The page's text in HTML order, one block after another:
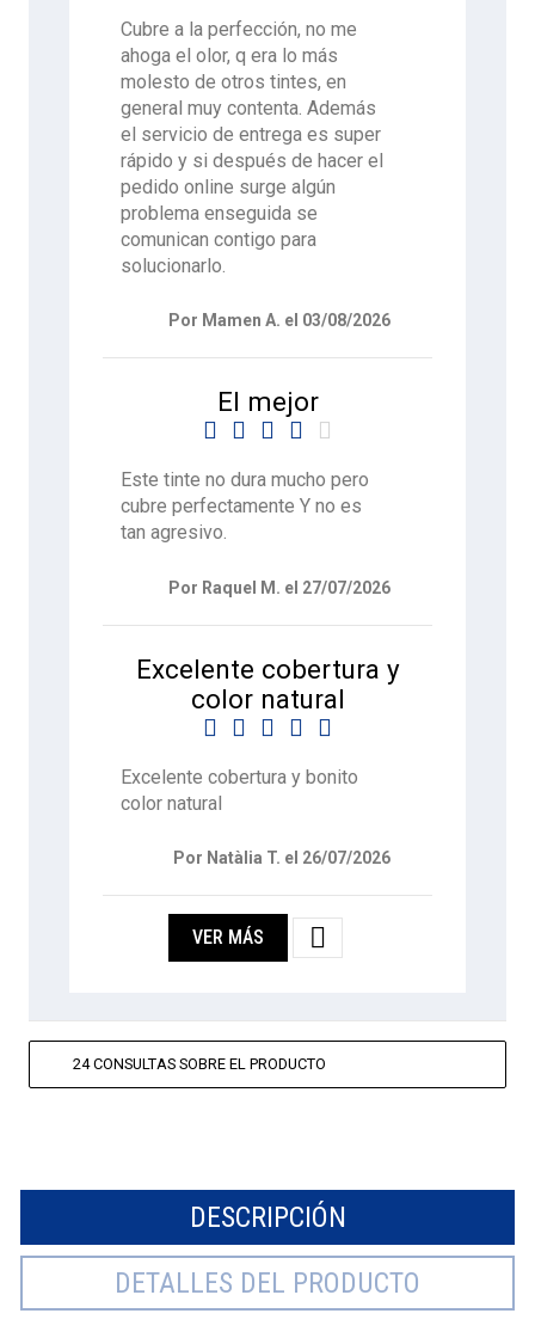
Cubre a la perfección, no me
ahoga el olor, q era lo más
molesto de otros tintes, en
general muy contenta. Además
el servicio de entrega es super
rápido y si después de hacer el
pedido online surge algún
problema enseguida se
comunican contigo para
solucionarlo.
Por Mamen A. el 03/08/2026
El mejor
    
Este tinte no dura mucho pero
cubre perfectamente Y no es
tan agresivo.
Por Raquel M. el 27/07/2026
Excelente cobertura y
color natural
    
Excelente cobertura y bonito
color natural
Por Natàlia T. el 26/07/2026
VER MÁS 
24 CONSULTAS SOBRE EL PRODUCTO
DESCRIPCIÓN
DETALLES DEL PRODUCTO